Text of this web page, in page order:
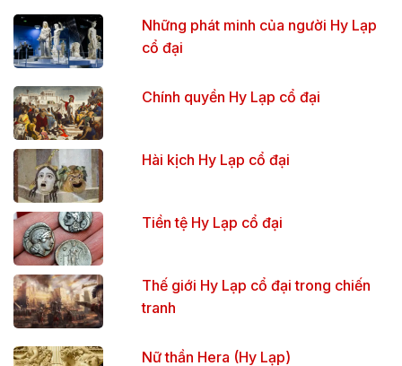
Những phát minh của người Hy Lạp
cổ đại
Chính quyền Hy Lạp cổ đại
Hài kịch Hy Lạp cổ đại
Tiền tệ Hy Lạp cổ đại
Thế giới Hy Lạp cổ đại trong chiến
tranh
Nữ thần Hera (Hy Lạp)